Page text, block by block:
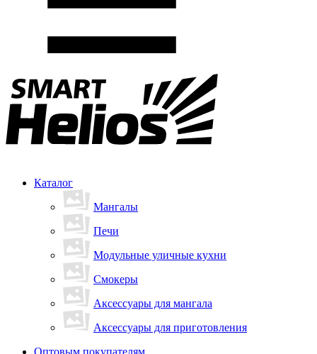
Каталог
Мангалы
Печи
Модульные уличные кухни
Смокеры
Аксессуары для мангала
Аксессуары для приготовления
Оптовым покупателям